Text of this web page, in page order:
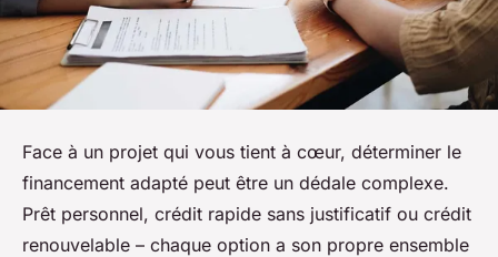
Face à un projet qui vous tient à cœur, déterminer le
financement adapté peut être un dédale complexe.
Prêt personnel, crédit rapide sans justificatif ou crédit
renouvelable – chaque option a son propre ensemble